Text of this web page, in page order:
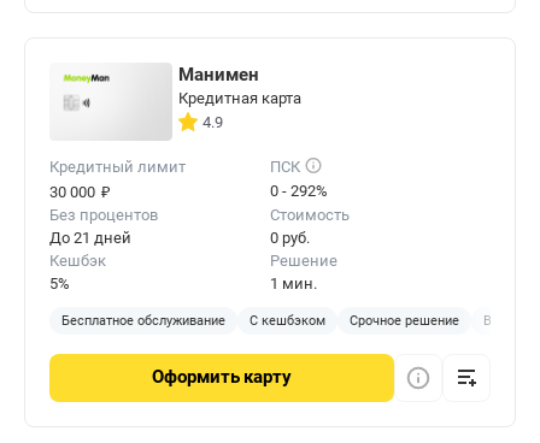
Манимен
Кредитная карта
4.9
Кредитный лимит
30 000 ₽
ПСК
0 - 292%
Без процентов
До 21 дней
Стоимость
0 руб.
Кешбэк
5%
Решение
1 мин.
Бесплатное обслуживание С кешбэком Срочное решение
Оформить карту